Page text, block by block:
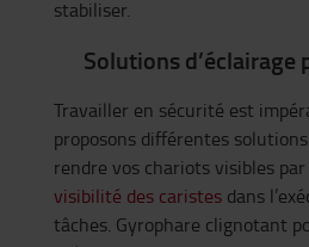
stabiliser.
Solutions
Travailler en sécurité est
proposons différentes solutions
rendre vos chariots visibles
visibilité des caristes dans
tâches. Gyrophare clignotant